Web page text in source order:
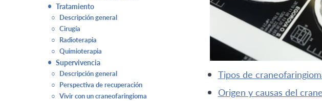
• Tratamiento
○ Descripción general
○ Cirugía
○ Radioterapia
○ Quimioterapia
• Supervivencia
○ Descripción general
○ Perspectiva de recuperación
○ Vivir con un craneofaringioma
tipos de
origen y causas del